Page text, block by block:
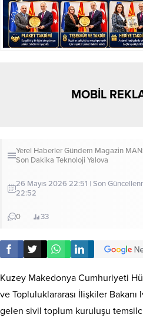
MOBİL
Yerel HaberlerGündem Magazin
Son Dakika Teknoloji Yalova
26 Mayıs 2026 22:51 | Son
22:52
0 33
Kuzey Makedonya Cumhuriyeti
ve Topluluklararası İlişkiler
gelen sivil toplum kuruluşu